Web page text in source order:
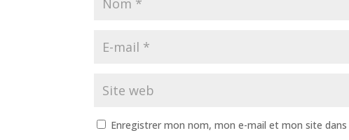
Enregistrer mon nom, mon e-mail et mon site